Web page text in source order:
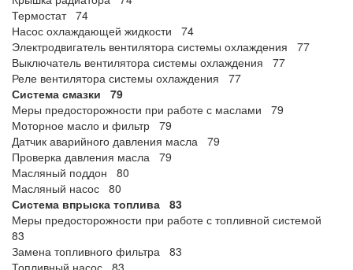
Термостат 74
Насос охлаждающей жидкости 74
Электродвигатель вентилятора системы охлаждения 77
Выключатель вентилятора системы охлаждения 77
Реле вентилятора системы охлаждения 77
Система смазки 79
Меры предосторожности при работе с маслами 79
Моторное масло и фильтр 79
Датчик аварийного давления масла 79
Проверка давления масла 79
Масляный поддон 80
Масляный насос 80
Система впрыска топлива 83
Меры предосторожности при работе с топливной системой
83
Замена топливного фильтра 83
Топливный насос 83